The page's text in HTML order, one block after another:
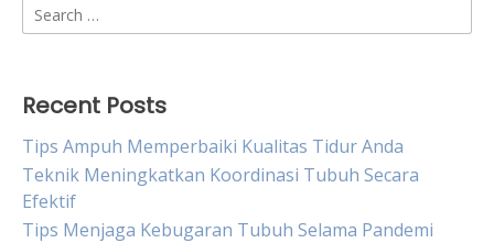
Search
for:
Recent Posts
Tips Ampuh Memperbaiki Kualitas Tidur Anda
Teknik Meningkatkan Koordinasi Tubuh Secara
Efektif
Tips Menjaga Kebugaran Tubuh Selama Pandemi